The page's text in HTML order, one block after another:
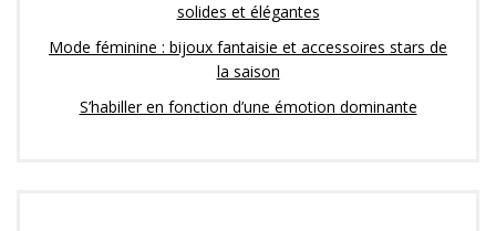
solides et élégantes
Mode féminine : bijoux fantaisie et accessoires stars de
la saison
S’habiller en fonction d’une émotion dominante